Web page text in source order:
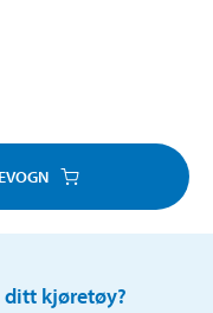
kjøretøy?